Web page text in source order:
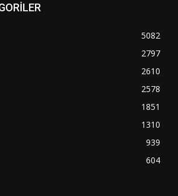
5082
2797
2610
2578
1851
1310
939
604